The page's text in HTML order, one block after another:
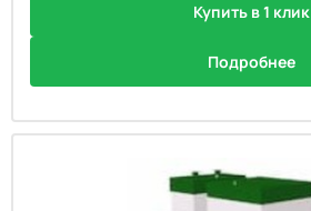
Купить в 1 клик
Подробнее